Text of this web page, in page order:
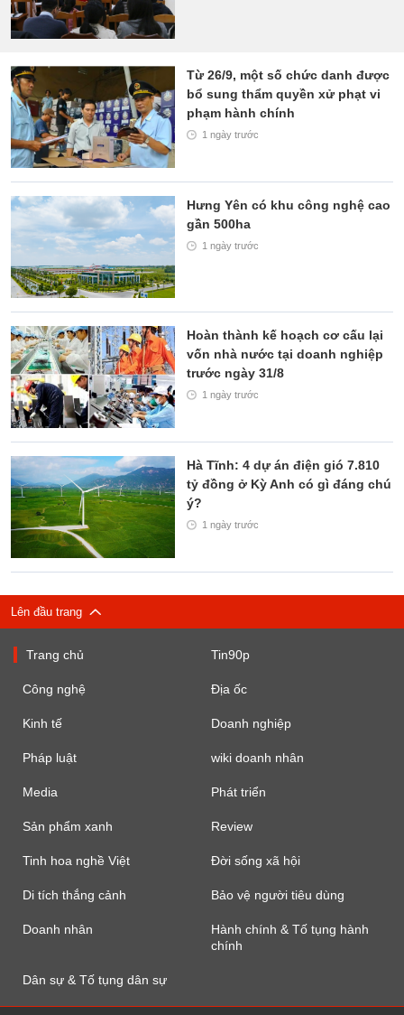
Từ 26/9, một số chức danh được
bổ sung thẩm quyền xử phạt vi
phạm hành chính
1 ngày trước
Hưng Yên có khu công nghệ cao
gần 500ha
1 ngày trước
Hoàn thành kế hoạch cơ cấu lại
vốn nhà nước tại doanh nghiệp
trước ngày 31/8
1 ngày trước
Hà Tĩnh: 4 dự án điện gió 7.810
tỷ đồng ở Kỳ Anh có gì đáng chú
ý?
1 ngày trước
Lên đầu trang
Trang chủ Tin90p
Công nghệ Địa ốc
Kinh tế Doanh nghiệp
Pháp luật wiki doanh nhân
Media Phát triển
Sản phẩm xanh Review
Tinh hoa nghề Việt Đời sống xã hội
Di tích thắng cảnh Bảo vệ người tiêu dùng
Doanh nhân
Hành chính & Tố tụng hành
chính
Dân sự & Tố tụng dân sự